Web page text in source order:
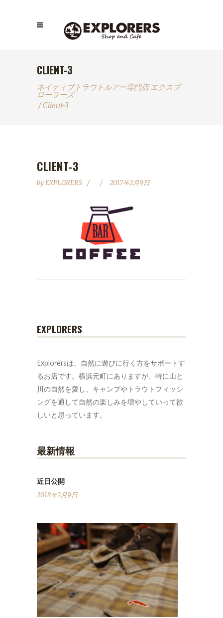
CLIENT-3
ネイティブトラウトルアー専門店 エクスプ
ローラーズ
/Client-3
CLIENT-3
byEXPLORERS 2017年2月9日
EXPLORERS
Explorersは、自然に遊びに行く方をサポートす
るお店です。横浜元町にありますが、特に山と
川の自然を愛し、キャンプやトラウトフィッシ
ングを通して自然の楽しみを増やしていって欲
しいと思っています。
最新情報
近日公開
2018年2月9日